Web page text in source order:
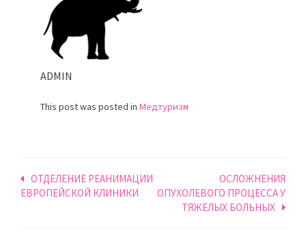
ADMIN
This post was posted in Медтуризм
Навигация
по
ОТДЕЛЕНИЕ РЕАНИМАЦИИ
ЕВРОПЕЙСКОЙ КЛИНИКИ
ОСЛОЖНЕНИЯ
ОПУХОЛЕВОГО ПРОЦЕССА У
ТЯЖЕЛЫХ БОЛЬНЫХ